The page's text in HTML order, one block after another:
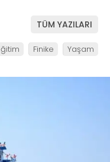
TÜM YAZILARI
Finike Yaşam